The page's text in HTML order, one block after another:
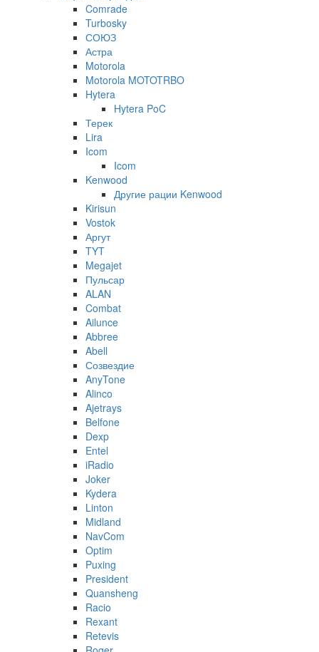
Comrade
Turbosky
СОЮЗ
Астра
Motorola
Motorola MOTOTRBO
Hytera
Hytera PoC
Терек
Lira
Icom
Icom
Kenwood
Другие рации Kenwood
Kirisun
Vostok
Аргут
TYT
Megajet
Пульсар
ALAN
Combat
Ailunce
Abbree
Abell
Созвездие
AnyTone
Alinco
Ajetrays
Belfone
Dexp
Entel
iRadio
Joker
Kydera
Linton
Midland
NavCom
Optim
Puxing
President
Quansheng
Racio
Rexant
Retevis